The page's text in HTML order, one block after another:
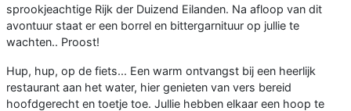
sprookjeachtige Rijk der Duizend Eilanden. Na afloop van dit
avontuur staat er een borrel en bittergarnituur op jullie te
wachten.. Proost!
Hup, hup, op de fiets... Een warm ontvangst bij een heerlijk
restaurant aan het water, hier genieten van vers bereid
hoofdgerecht en toetje toe. Jullie hebben elkaar een hoop te